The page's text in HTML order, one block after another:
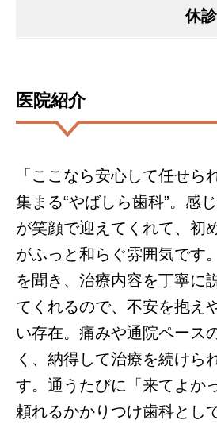
休診
医院紹介
「ここなら安心して任せら
集まる“やばしら歯科”。感
が笑顔で迎えてくれて、初
がふっと和らぐ雰囲気です
を聞き、治療内容を丁寧に
てくれるので、不安を抱え
い存在。痛みや通院ペース
く、納得して治療を続けら
す。通うたびに「来てよか
頼れるかかりつけ歯科とし